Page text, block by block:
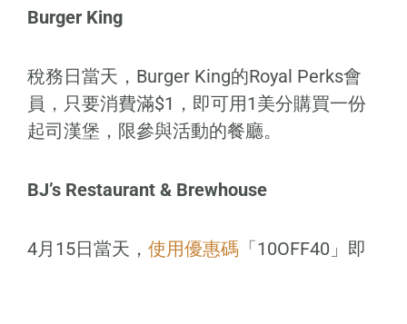
Burger King
稅務日當天，Burger King的Royal Perks會
員，只要消費滿$1，即可用1美分購買一份
起司漢堡，限參與活動的餐廳。
BJ’s Restaurant & Brewhouse
4月15日當天， 使用優惠碼 「10OFF40」即